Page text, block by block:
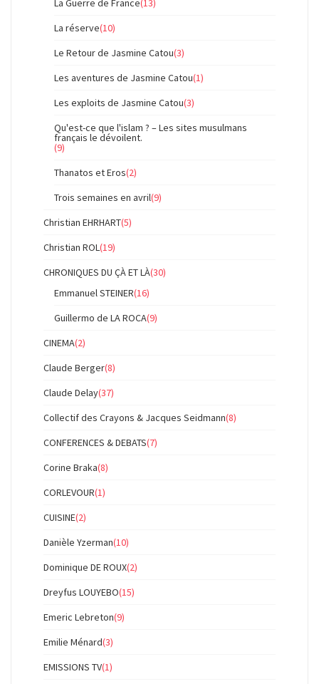
La Guerre de France(13)
La réserve(10)
Le Retour de Jasmine Catou(3)
Les aventures de Jasmine Catou(1)
Les exploits de Jasmine Catou(3)
Qu'est-ce que l'islam ? – Les sites musulmans
français le dévoilent.
(9)
Thanatos et Eros(2)
Trois semaines en avril(9)
Christian EHRHART(5)
Christian ROL(19)
CHRONIQUES DU ÇÀ ET LÀ(30)
Emmanuel STEINER(16)
Guillermo de LA ROCA(9)
CINEMA(2)
Claude Berger(8)
Claude Delay(37)
Collectif des Crayons & Jacques Seidmann(8)
CONFERENCES & DEBATS(7)
Corine Braka(8)
CORLEVOUR(1)
CUISINE(2)
Danièle Yzerman(10)
Dominique DE ROUX(2)
Dreyfus LOUYEBO(15)
Emeric Lebreton(9)
Emilie Ménard(3)
EMISSIONS TV(1)